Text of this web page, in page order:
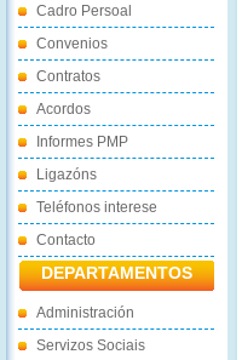
Cadro Persoal
Convenios
Contratos
Acordos
Informes PMP
Ligazóns
Teléfonos interese
Contacto
DEPARTAMENTOS
Administración
Servizos Sociais